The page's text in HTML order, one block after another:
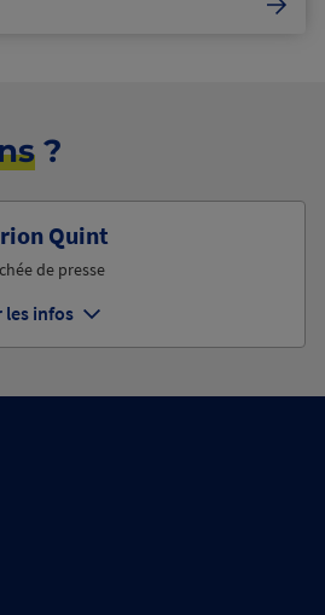
?
Quint
de presse
les infos